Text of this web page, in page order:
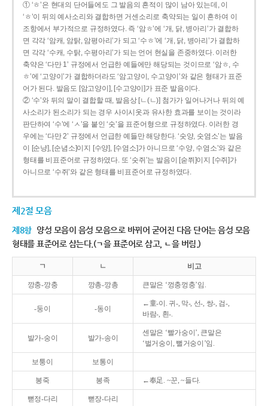
① ‘ㅎ’은 현대의 단어들에도 그 발음의 흔적이 많이 남아 있는데, 이
‘ㅎ’이 뒤의 예사소리와 결합하면 거센소리로 축약되는 일이 흔하여 이
조항에서 부가적으로 규정하였다. 즉 ‘암ㅎ’에 ‘개, 닭, 병아리’가 결합하
면 각각 ‘암캐, 암탉, 암평아리’가 되고 ‘수ㅎ’에 ‘개, 닭, 병아리’가 결합하
면 각각 ‘수캐, 수탉, 수평아리’가 되는 언어 현실을 존중하였다. 이러한
축약은 ‘다만 1’ 규정에서 언급한 예들에만 해당되는 것이므로 ‘암ㅎ, 수
ㅎ’에 ‘고양이’가 결합하더라도 ‘암고양이, 수고양이’와 같은 형태가 표준
어가 된다. 발음도 [암고양이], [수고양이]가 표준 발음이다.
② ‘수’와 뒤의 말이 결합할 때, 발음상 [ㄴ(ㄴ)] 첨가가 일어나거나 뒤의 예
사소리가 된소리가 되는 경우 사이시옷과 유사한 효과를 보이는 것이라
판단하여 ‘수’에 ‘ㅅ’을 붙인 ‘숫’을 표준어형으로 규정하였다. 이러한 경
우에는 ‘다만 2’ 규정에서 언급한 예들만 해당한다. ‘숫양, 숫염소’는 발음
이 [순냥], [순념소]이지 [수양], [수염소]가 아니므로 ‘수양, 수염소’와 같은
형태를 비표준어로 규정하였다. 또 ‘숫쥐’는 발음이 [숟쮜]이지 [수쥐]가
아니므로 ‘수쥐’와 같은 형태를 비표준어로 규정하였다.
제2절 모음
제8항 양성 모음이 음성 모음으로 바뀌어 굳어진 다음 단어는 음성 모음
형태를 표준어로 삼는다.(ㄱ을 표준어로 삼고, ㄴ을 버림.)
ㄱ ㄴ 비고
깡충-깡충 깡총-깡총 큰말은 ‘껑충껑충’임.
-둥이 -동이
←童-이. 귀-, 막-, 선-, 쌍-, 검-,
바람-, 흰-.
발가-숭이 발가-송이
센말은 ‘빨가숭이’, 큰말은
‘벌거숭이, 뻘거숭이’임.
보퉁이 보통이
봉죽 봉족 ←奉足. ~꾼, ~들다.
뻗정-다리 뻗장-다리